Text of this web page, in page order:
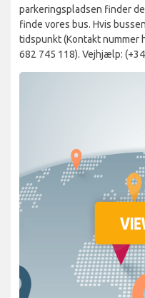
parkeringspladsen finder
finde vores bus. Hvis
tidspunkt (Kontakt nummer
682 745 118). Vejhjælp: